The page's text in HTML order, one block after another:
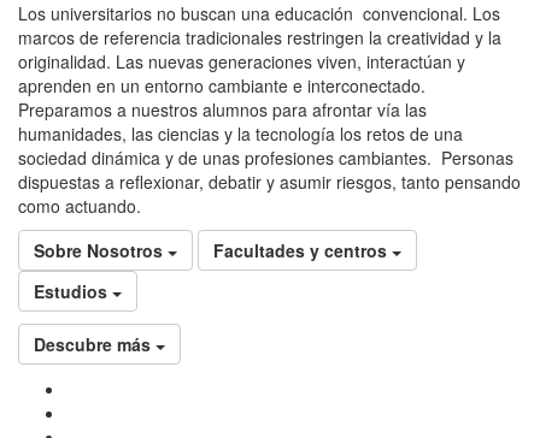
Los universitarios no buscan una educación convencional. Los
marcos de referencia tradicionales restringen la creatividad y la
originalidad. Las nuevas generaciones viven, interactúan y
aprenden en un entorno cambiante e interconectado.
Preparamos a nuestros alumnos para afrontar vía las
humanidades, las ciencias y la tecnología los retos de una
sociedad dinámica y de unas profesiones cambiantes. Personas
dispuestas a reflexionar, debatir y asumir riesgos, tanto pensando
como actuando.
Sobre Nosotros
Facultades y centros
Estudios
Descubre más